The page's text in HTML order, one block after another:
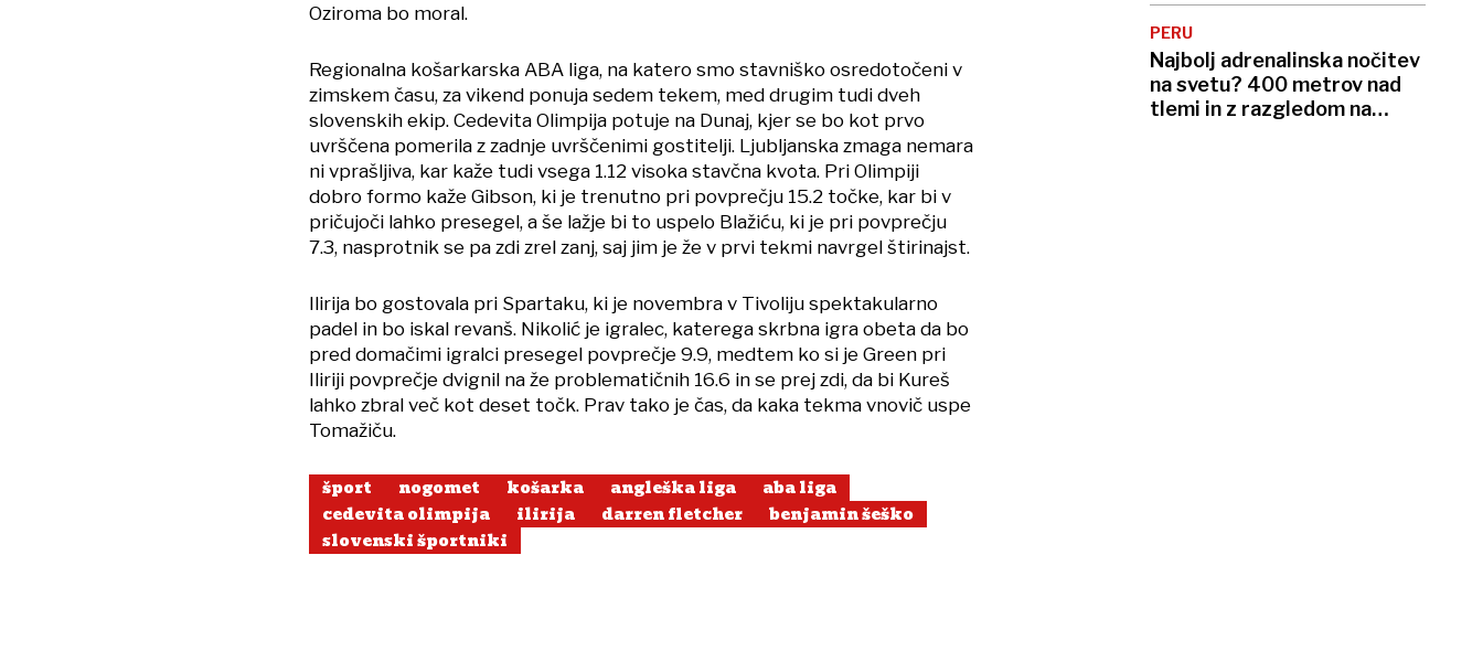
Oziroma bo moral.
Regionalna košarkarska ABA liga, na katero smo stavniško osredotočeni v
zimskem času, za vikend ponuja sedem tekem, med drugim tudi dveh
slovenskih ekip. Cedevita Olimpija potuje na Dunaj, kjer se bo kot prvo
uvrščena pomerila z zadnje uvrščenimi gostitelji. Ljubljanska zmaga nemara
ni vprašljiva, kar kaže tudi vsega 1.12 visoka stavčna kvota. Pri Olimpiji
dobro formo kaže Gibson, ki je trenutno pri povprečju 15.2 točke, kar bi v
pričujoči lahko presegel, a še lažje bi to uspelo Blažiću, ki je pri povprečju
7.3, nasprotnik se pa zdi zrel zanj, saj jim je že v prvi tekmi navrgel štirinajst.
Ilirija bo gostovala pri Spartaku, ki je novembra v Tivoliju spektakularno
padel in bo iskal revanš. Nikolić je igralec, katerega skrbna igra obeta da bo
pred domačimi igralci presegel povprečje 9.9, medtem ko si je Green pri
Iliriji povprečje dvignil na že problematičnih 16.6 in se prej zdi, da bi Kureš
lahko zbral več kot deset točk. Prav tako je čas, da kaka tekma vnovič uspe
Tomažiču.
šport nogomet košarka angleška liga
aba liga
cedevita olimpija
ilirija darren fletcher
benjamin šeško
slovenski športniki
PERU
Najbolj adrenalinska nočitev
na svetu? 400 metrov nad
tlemi in z razgledom na